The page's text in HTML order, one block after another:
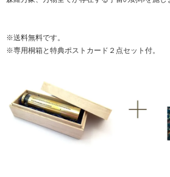
※送料無料です。
※専用桐箱と特典ポストカード２点セット付。